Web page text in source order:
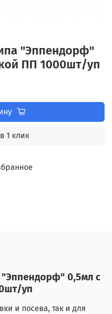
"Эппендорф"
ПП 1000шт/уп
1 клик
0,5мл с
уп
и посева, так и для